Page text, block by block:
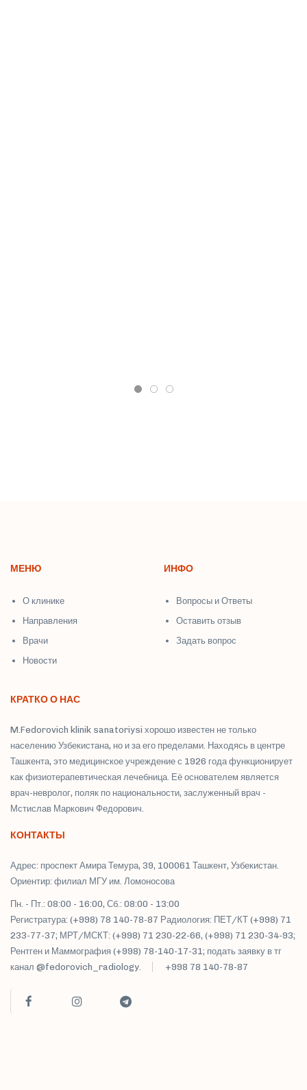
МЕНЮ
О клинике
Направления
Врачи
Новости
ИНФО
Вопросы и Ответы
Оставить отзыв
Задать вопрос
КРАТКО О НАС
M.Fedorovich klinik sanatoriysi хорошо известен не только
населению Узбекистана, но и за его пределами. Находясь в центре
Ташкента, это медицинское учреждение с 1926 года функционирует
как физиотерапевтическая лечебница. Её основателем является
врач-невролог, поляк по национальности, заслуженный врач -
Мстислав Маркович Федорович.
КОНТАКТЫ
Адрес: проспект Амира Темура, 39, 100061 Ташкент, Узбекистан.
Ориентир: филиал МГУ им. Ломоносова
Пн. - Пт.: 08:00 - 16:00, Сб.: 08:00 - 13:00
Регистратура: (+998) 78 140-78-87 Радиология: ПЕТ/КТ (+998) 71
233-77-37; МРТ/МСКТ: (+998) 71 230-22-66, (+998) 71 230-34-93;
Рентген и Маммография (+998) 78-140-17-31; подать заявку в тг
канал @fedorovich_radiology.
+998 78 140-78-87